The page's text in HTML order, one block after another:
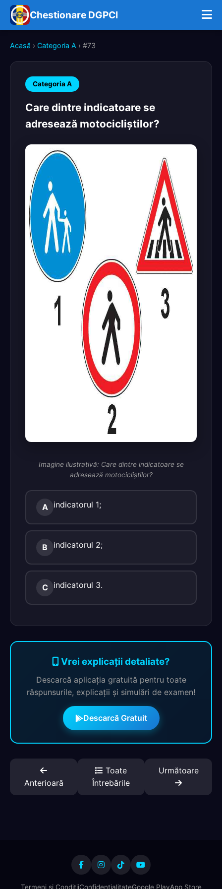
Chestionare DGPCI
Acasă › Categoria A › #73
Categoria A
Care dintre indicatoare se
adresează motocicliştilor?
Imagine ilustrativă: Care dintre indicatoare se
adresează motocicliştilor?
A indicatorul 1;
B indicatorul 2;
C indicatorul 3.
Vrei explicații detaliate?
Descarcă aplicația gratuită pentru toate
răspunsurile, explicații și simulări de examen!
Descarcă Gratuit
Anterioară
Toate
Întrebările
Următoare
Termeni și CondițiiConfidențialitateGoogle PlayApp Store